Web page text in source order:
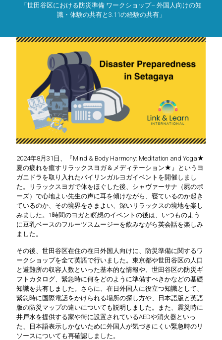
「世田谷区における防災準備 ワークショップ– 外国人向けの知
識・体験の共有と3.11の経験の共有」
2024年8月31日、『Mind & Body Harmony: Meditation and Yoga★
夏の疲れを癒すリラックスヨガ＆メディテーション★』というヨ
ガニドラを取り入れたバイリンガルヨガイベントを開催しまし
た。リラックスヨガで体をほぐした後、シャヴァーサナ（屍のポ
ーズ）で心地よい先生の声に耳を傾けながら、寝ているのか起き
ているのか、その境界をさまよい、深いリラックスの境地を楽し
みました。1時間のヨガと瞑想のイベントの後は、いつものよう
に豆乳ベースのフルーツスムージーを飲みながら英会話を楽しみ
ました。
その後、世田谷区在住の在日外国人向けに、防災準備に関するワ
ークショップを全て英語で行いました。東京都や世田谷区の人口
と避難所の収容人数といった基本的な情報や、世田谷区の防災ギ
フトカタログ、緊急時に何をどのように準備すべきかなどの基礎
知識を共有しました。さらに、在日外国人に役立つ知識として、
緊急時に国際電話をかけられる場所の探し方や、日本語版と英語
版の防災マップの違いについても説明しました。また、震災時に
井戸水を提供する家や街に設置されているAEDや消火器といっ
た、日本語表示しかないために外国人が気づきにくい緊急時のリ
ソースについても再確認しました。